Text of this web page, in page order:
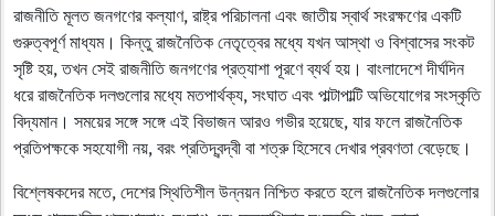
রাজনীতি মূলত জনগণের কল্যাণ, রাষ্ট্র পরিচালনা এবং জাতীয় স্বার্থ সংরক্ষণের একটি
গুরুত্বপূর্ণ মাধ্যম। কিন্তু রাজনৈতিক নেতৃত্বের মধ্যে যখন আস্থা ও বিশ্বাসের সংকট
সৃষ্টি হয়, তখন সেই রাজনীতি জনগণের প্রত্যাশা পূরণে ব্যর্থ হয়। বাংলাদেশে দীর্ঘদিন
ধরে রাজনৈতিক দলগুলোর মধ্যে মতপার্থক্য, সংঘাত এবং পাল্টাপাল্টি অভিযোগের সংস্কৃতি
বিদ্যমান। সময়ের সঙ্গে সঙ্গে এই বিভাজন আরও গভীর হয়েছে, যার ফলে রাজনৈতিক
প্রতিপক্ষকে সহযোগী নয়, বরং প্রতিদ্বন্দ্বী বা শত্রু হিসেবে দেখার প্রবণতা বেড়েছে।
বিশ্লেষকদের মতে, দেশের স্থিতিশীল উন্নয়ন নিশ্চিত করতে হলে রাজনৈতিক দলগুলোর